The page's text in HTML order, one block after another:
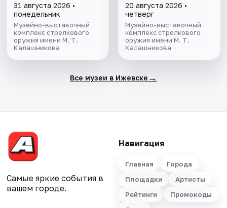
31 августа 2026 •
понедельник
Музейно-выставочный
комплекс стрелкового
оружия имени М. Т.
Калашникова
музеем"
20 августа 2026 •
четверг
Музейно-выставочный
комплекс стрелкового
оружия имени М. Т.
Калашникова
Все музеи в Ижевске →
Самые яркие события в
вашем городе.
Навигация
Главная
Города
Площадки
Артисты
Рейтинги
Промокоды